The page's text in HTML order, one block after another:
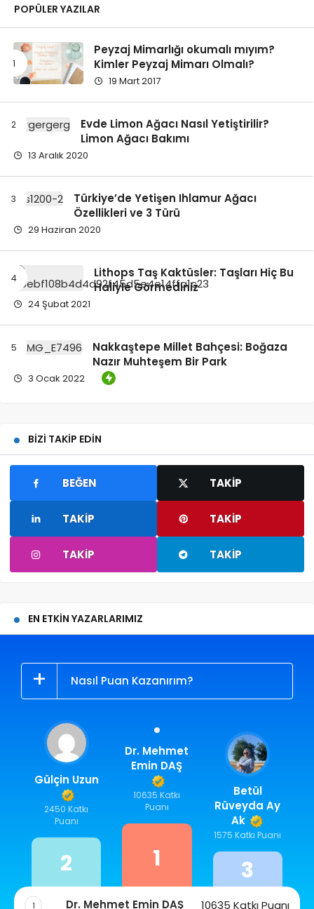
POPÜLER YAZILAR
Peyzaj Mimarlığı okumalı mıyım?
Kimler Peyzaj Mimarı Olmalı?
19 Mart 2017
Evde Limon Ağacı Nasıl Yetiştirilir?
Limon Ağacı Bakımı
13 Aralık 2020
Türkiye’de Yetişen Ihlamur Ağacı
Özellikleri ve 3 Türü
29 Haziran 2020
Lithops Taş Kaktüsler: Taşları Hiç Bu
Haliyle Görmediniz
24 Şubat 2021
Nakkaştepe Millet Bahçesi: Boğaza
Nazır Muhteşem Bir Park
3 Ocak 2022
BIZI TAKIP EDIN
BEĞEN TAKIP
TAKIP TAKIP
TAKIP TAKIP
EN ETKIN YAZARLARIMIZ
Nasıl Puan Kazanırım?
Dr. Mehmet
Emin DAŞ
10635 Katkı
Puanı
1
Gülçin Uzun
2450 Katkı
Puanı
2
Betül
Rüveyda Ay
Ak
1575 Katkı Puanı
3
1 Dr. Mehmet Emin DAŞ 10635 Katkı Puanı